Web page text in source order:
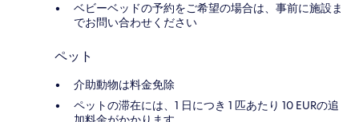
ベビーベッドの予約をご希望の場合は、事前に施設ま
でお問い合わせください
ペット
介助動物は料金免除
ペットの滞在には、1 日につき 1 匹あたり 10 EURの追